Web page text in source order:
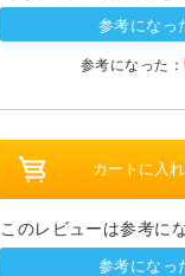
参考になっ
参考になった：
このレビューは参考に
参考になっ